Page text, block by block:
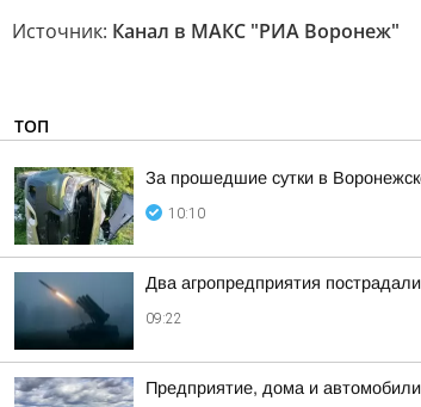
Источник: Канал в МАКС "РИА Воронеж"
ТОП
За прошедшие сутки в
10:10
Два агропредприятия
09:22
Предприятие, дома и